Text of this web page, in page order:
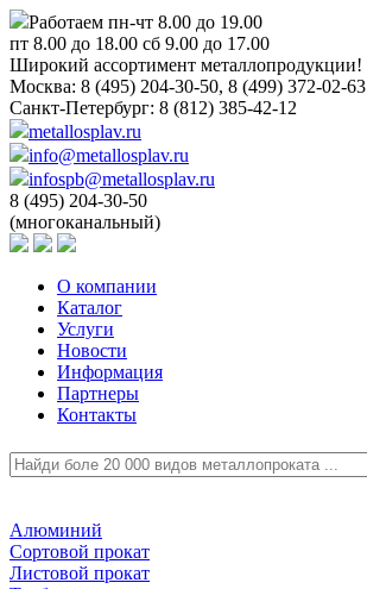
Работаем пн-чт 8.00 до 19.00
пт 8.00 до 18.00 сб 9.00 до 17.00
Широкий ассортимент металлопродукции!
Москва: 8 (495) 204-30-50, 8 (499) 372-02-63
Санкт-Петербург: 8 (812) 385-42-12
metallosplav.ru
info@metallosplav.ru
infospb@metallosplav.ru
8 (495) 204-30-50
(многоканальный)
О компании
Каталог
Услуги
Новости
Информация
Партнеры
Контакты
Алюминий
Сортовой прокат
Листовой прокат